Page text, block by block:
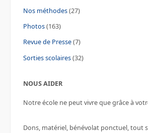
Nos méthodes(27)
Photos(163)
Revue de Presse(7)
Sorties scolaires(32)
NOUS AIDER
Notre école ne peut vivre que grâce à
Dons, matériel, bénévolat ponctuel, tout